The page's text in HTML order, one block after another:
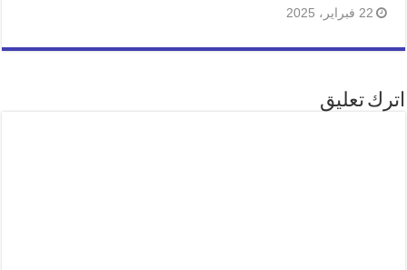
22 فبراير، 2025
اترك تعليق